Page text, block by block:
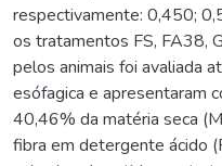
respectivamente: 0,450;
os tratamentos FS, FA38,
pelos animais foi avaliada
esófagica e apresentaram
40,46% da matéria seca
fibra em detergente ácido